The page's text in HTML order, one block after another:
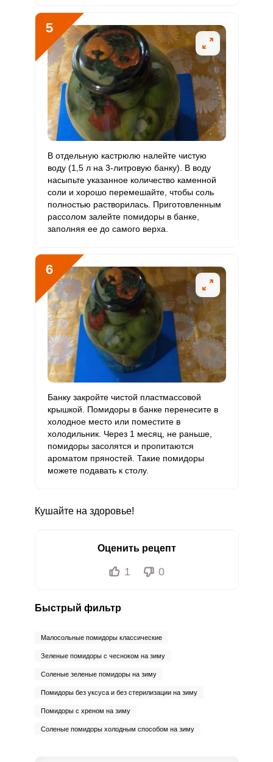
Хром 0.1 мкг 50 мкг
Цинк 2.5 мг 12 мг 1 6.9
Бор 0.5 мкг 1200 мкг 0
Ванадий 0.3 мкг 20 мкг 0.5
Молибден 117.3 мкг 70 мкг 55.9
5
В отдельную кастрюлю налейте чистую
воду (1,5 л на 3-литровую банку). В воду
насыпьте указанное количество каменной
соли и хорошо перемешайте, чтобы соль
полностью растворилась. Приготовленным
рассолом залейте помидоры в банке,
заполняя ее до самого верха.
6
Банку закройте чистой пластмассовой
крышкой. Помидоры в банке перенесите в
холодное место или поместите в
холодильник. Через 1 месяц, не раньше,
помидоры засолятся и пропитаются
ароматом пряностей. Такие помидоры
можете подавать к столу.
Кушайте на здоровье!
Оценить рецепт
1 0
Быстрый фильтр
Малосольные помидоры классические
Зеленые помидоры с чесноком на зиму
Соленые зеленые помидоры на зиму
Помидоры без уксуса и без стерилизации на зиму
Помидоры с хреном на зиму
Соленые помидоры холодным способом на зиму